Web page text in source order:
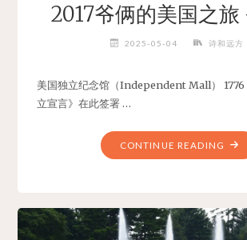
2017爷俩的美国之
2025-05-04 诗和远方
美国独立纪念馆（Independent Mall） 1776
立宣言》在此签署 …
CONTINUE READING
爷
美
国